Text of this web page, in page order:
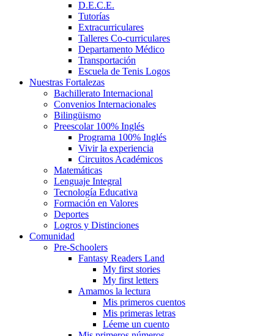
D.E.C.E.
Tutorías
Extracurriculares
Talleres Co-curriculares
Departamento Médico
Transportación
Escuela de Tenis Logos
Nuestras Fortalezas
Bachillerato Internacional
Convenios Internacionales
Bilingüismo
Preescolar 100% Inglés
Programa 100% Inglés
Vivir la experiencia
Circuitos Académicos
Matemáticas
Lenguaje Integral
Tecnología Educativa
Formación en Valores
Deportes
Logros y Distinciones
Comunidad
Pre-Schoolers
Fantasy Readers Land
My first stories
My first letters
Amamos la lectura
Mis primeros cuentos
Mis primeras letras
Léeme un cuento